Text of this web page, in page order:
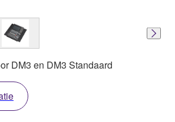
DM3 en DM3 Standaard